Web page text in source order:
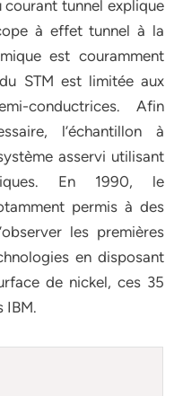
courant tunnel explique
à effet tunnel à la
est couramment
STM est limitée aux
conductrices. Afin
l’échantillon à
asservi utilisant
En 1990, le
permis à des
les premières
en disposant
de nickel, ces 35
IBM.